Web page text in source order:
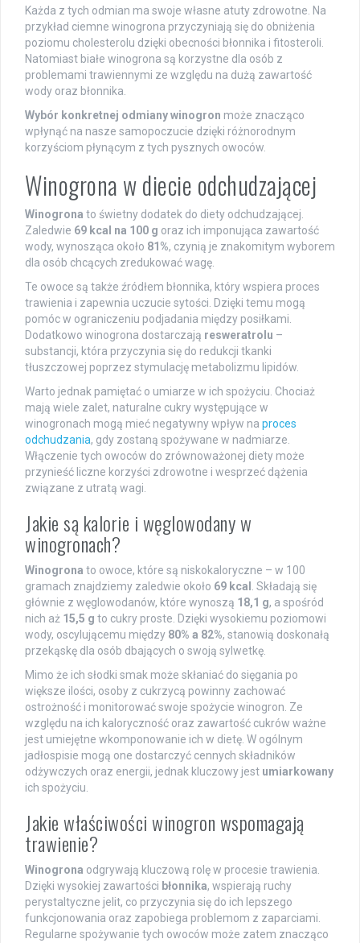
Każda z tych odmian ma swoje własne atuty zdrowotne. Na
przykład ciemne winogrona przyczyniają się do obniżenia
poziomu cholesterolu dzięki obecności błonnika i fitosteroli.
Natomiast białe winogrona są korzystne dla osób z
problemami trawiennymi ze względu na dużą zawartość
wody oraz błonnika.
Wybór konkretnej odmiany winogron może znacząco
wpłynąć na nasze samopoczucie dzięki różnorodnym
korzyściom płynącym z tych pysznych owoców.
Winogrona w diecie odchudzającej
Winogrona to świetny dodatek do diety odchudzającej.
Zaledwie 69 kcal na 100 g oraz ich imponująca zawartość
wody, wynosząca około 81%, czynią je znakomitym wyborem
dla osób chcących zredukować wagę.
Te owoce są także źródłem błonnika, który wspiera proces
trawienia i zapewnia uczucie sytości. Dzięki temu mogą
pomóc w ograniczeniu podjadania między posiłkami.
Dodatkowo winogrona dostarczają resweratrolu –
substancji, która przyczynia się do redukcji tkanki
tłuszczowej poprzez stymulację metabolizmu lipidów.
Warto jednak pamiętać o umiarze w ich spożyciu. Chociaż
mają wiele zalet, naturalne cukry występujące w
winogronach mogą mieć negatywny wpływ na proces
odchudzania, gdy zostaną spożywane w nadmiarze.
Włączenie tych owoców do zrównoważonej diety może
przynieść liczne korzyści zdrowotne i wesprzeć dążenia
związane z utratą wagi.
Jakie są kalorie i węglowodany w
winogronach?
Winogrona to owoce, które są niskokaloryczne – w 100
gramach znajdziemy zaledwie około 69 kcal . Składają się
głównie z węglowodanów, które wynoszą 18,1 g, a spośród
nich aż 15,5 g to cukry proste. Dzięki wysokiemu poziomowi
wody, oscylującemu między 80% a 82%, stanowią doskonałą
przekąskę dla osób dbających o swoją sylwetkę.
Mimo że ich słodki smak może skłaniać do sięgania po
większe ilości, osoby z cukrzycą powinny zachować
ostrożność i monitorować swoje spożycie winogron. Ze
względu na ich kaloryczność oraz zawartość cukrów ważne
jest umiejętne wkomponowanie ich w dietę. W ogólnym
jadłospisie mogą one dostarczyć cennych składników
odżywczych oraz energii, jednak kluczowy jest umiarkowany
ich spożyciu.
Jakie właściwości winogron wspomagają
trawienie?
Winogrona odgrywają kluczową rolę w procesie trawienia.
Dzięki wysokiej zawartości błonnika, wspierają ruchy
perystaltyczne jelit, co przyczynia się do ich lepszego
funkcjonowania oraz zapobiega problemom z zaparciami.
Regularne spożywanie tych owoców może zatem znacząco